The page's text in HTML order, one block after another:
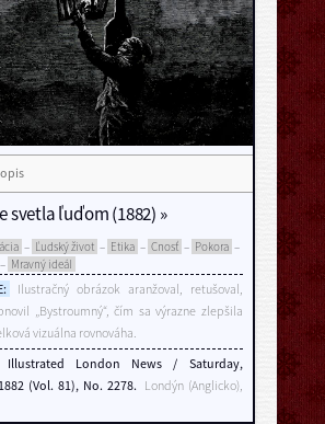
svetla ľuďom (1882) »
– Ľudský život – Etika – Cnosť – Pokora –
– Mravný ideál
Ilustračný obrázok aranžoval, retušoval,
„Bystroumný“, čím sa výrazne zlepšila
vizuálna rovnováha.
Illustrated London News / Saturday,
(Vol. 81), No. 2278.
Londýn (Anglicko),